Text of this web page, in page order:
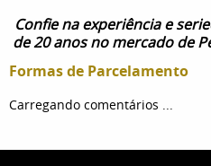
Confie na experiência e
de 20 anos no mercado de
Formas de Parcelamento
Carregando comentários ...